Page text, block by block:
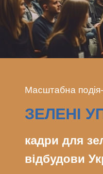
Масштабна
ЗЕЛЕНІ
кадри для
відбудови